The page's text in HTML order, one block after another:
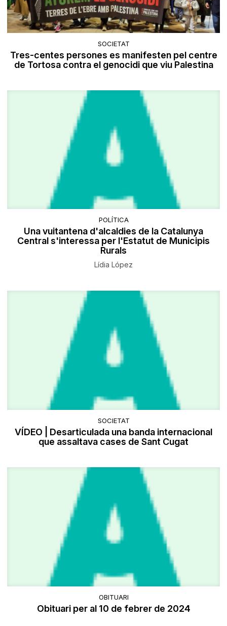
SOCIETAT
Tres-centes persones es manifesten pel centre
de Tortosa contra el genocidi que viu Palestina
POLÍTICA
Una vuitantena d'alcaldies de la Catalunya
Central s'interessa per l'Estatut de Municipis
Rurals
Lídia López
SOCIETAT
VÍDEO | Desarticulada una banda internacional
que assaltava cases de Sant Cugat
OBITUARI
Obituari per al 10 de febrer de 2024